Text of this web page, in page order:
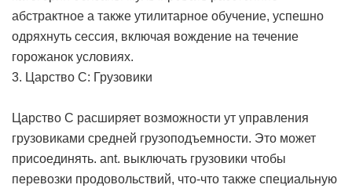
абстрактное а также утилитарное обучение, успешно
одряхнуть сессия, включая вождение на течение
горожанок условиях.
3. Царство C: Грузовики
Царство C расширяет возможности ут управления
грузовиками средней грузоподъемности. Это может
присоединять. ant. выключать грузовики чтобы
перевозки продовольствий, что-что также специальную